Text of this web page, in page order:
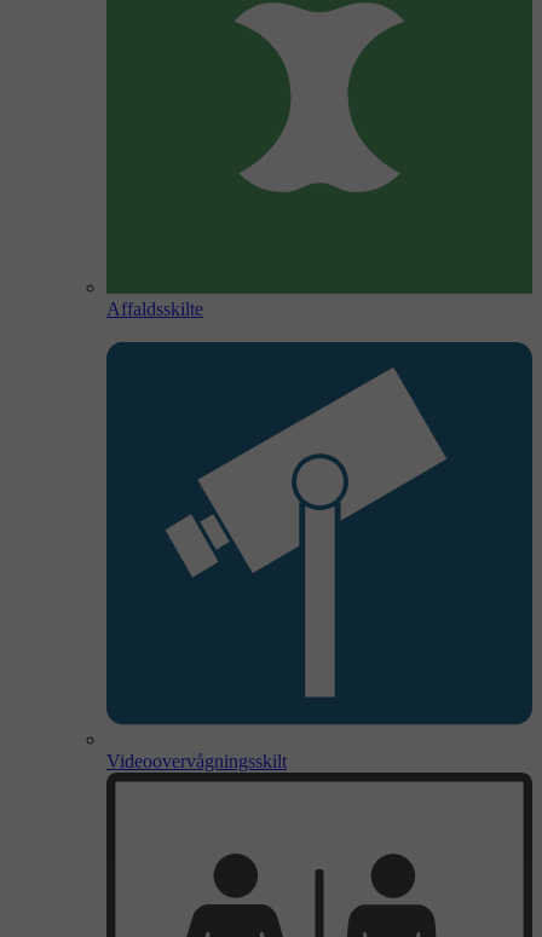
Affaldsskilte
Videoovervågningsskilt